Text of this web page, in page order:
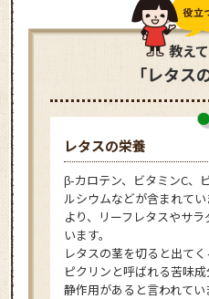
教え
「レタス
レタスの栄養
β-カロテン、ビタミンC、
ルシウムなどが含まれて
より、リーフレタスやサ
います。
レタスの茎を切ると出て
ピクリンと呼ばれる苦味
静作用があると言われてい